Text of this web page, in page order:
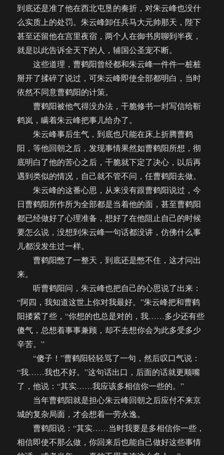
到底还是准了他在西北屯垦的奏折，对朱云峰也没什
么实质上的处罚。朱云峰卸任兵马大元帅那天，陛下
甚至还留他在宫里夜宿，两个人在御书房聊到半夜，
就是以此告诉全天下的人，辅国公圣宠不断。
这些道理，曹鹤阳曾经都和朱云峰一件件一桩桩
掰开了揉碎了说过，可朱云峰即使全部都明白，当时
依然不同意曹鹤阳的计策。
曹鹤阳被他气得没办法，干脆修书一封写信给靳
鹤岚，瞒着朱云峰把事儿给办了。
朱云峰事后生气，到底也只能在床上折腾曹鹤
阳，等他回朝之后，发现事情果然如曹鹤阳所想，彻
底明白了他的苦心之后，干脆就下定了决心，以后再
遇到类似的情况，自己就不管不问，任曹鹤阳去做。
朱云峰的这番心思，从来没有跟曹鹤阳说过，今
日曹鹤阳所作所为全部都是当着他的面，甚至曹鹤阳
都已经做好了心理准备，想好了在他阻止自己的时候
要怎么说，没想到朱云峰一句话都没讲，仿佛什么事
儿都没发生过一样。
曹鹤阳憋了一整天，到底还是憋不住，这才问出
来。
听曹鹤阳问，朱云峰也把自己的心思说了出来：
“阿四，我知道这世上你对我最好。”朱云峰把和曹鹤
阳搂紧了些，“你想的也总是对的，我……多少还有些
傻气，总想着事事兼顾，却不去想你会为此多受多少
辛苦。”
“傻子！”曹鹤阳轻轻骂了一句，然后叹口气说：
“我……我也不好。”这句话出口，后面的话就更顺嘴
了，他说：“其实……我应该多相信你一些的。”
当年曹鹤阳就是担心朱云峰回朝之后应付不来京
城的复杂局面，才会想着一劳永逸。
曹鹤阳说：“其实……当时我要是多相信你一些，
相信即使不那么做，你回来后也能自己做好这些事情